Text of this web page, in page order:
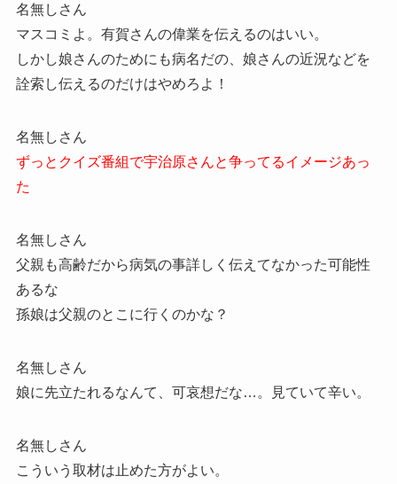
名無しさん
マスコミよ。有賀さんの偉業を伝えるのはいい。
しかし娘さんのためにも病名だの、娘さんの近況などを
詮索し伝えるのだけはやめろよ！
名無しさん
ずっとクイズ番組で宇治原さんと争ってるイメージあっ
た
名無しさん
父親も高齢だから病気の事詳しく伝えてなかった可能性
あるな
孫娘は父親のとこに行くのかな？
名無しさん
娘に先立たれるなんて、可哀想だな…。見ていて辛い。
名無しさん
こういう取材は止めた方がよい。